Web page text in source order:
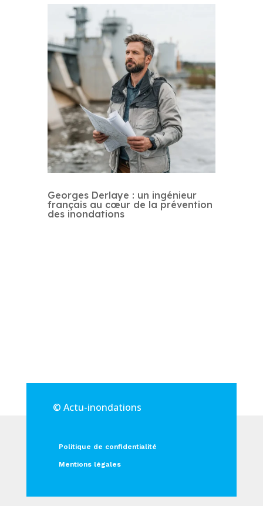
Georges Derlaye : un ingénieur
français au cœur de la prévention
des inondations
© Actu-inondations
Politique de confidentialité
Mentions légales